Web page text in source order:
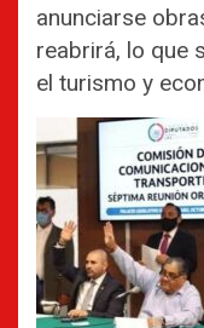
anunciarse
reabrirá, lo que
el turismo y